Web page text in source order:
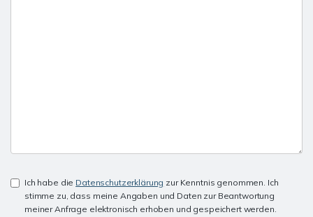
Ich habe die Datenschutzerklärung zur Kenntnis genommen. Ich
stimme zu, dass meine Angaben und Daten zur Beantwortung
meiner Anfrage elektronisch erhoben und gespeichert werden.